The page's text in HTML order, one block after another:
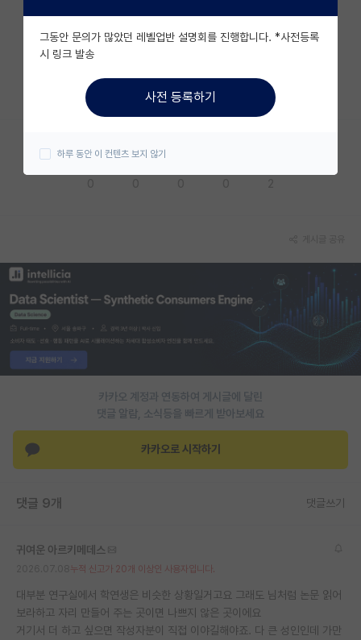
자유 게시판(아무개랩)
미국 유학 게시판
미국 대학원 합격 후기 게시판
대학원생 모집 게시판
연구실(PI) 홍보 게시판
학부 인턴 게시판
취업 게시판
임용 후기 게시판
PI 전용 게시판
인문사회 계열 게시판
특수/전문대학원 게시판
반도체/AI 게시판
장학금/장학생 게시판
홍보 게시판
커리어
유학교육
카카오 계정과 연동하여 게시글에 달린
댓글 알람, 소식등을 빠르게 받아보세요
카카오로 시작하기
댓글 9개 댓글쓰기
귀여운 아르키메데스
누적 신고가 20개 이상인 사용자입니다.
대부분 연구실에서 학연생은 비슷한 상황일거고요 그래도 님처럼 논문 읽어
보라하고 자리 만들어 주는 곳이면 나쁘지 않은 곳이에요
거기서 더 하고 싶으면 작성자분이 직접 이야길해야죠. 다 큰 성인인데 가만
그동안 문의가 많았던 레벨업반 설명회를 진행합니다. *사전등록
시 링크 발송
사전 등록하기
하루 동안 이 컨텐츠 보지 않기